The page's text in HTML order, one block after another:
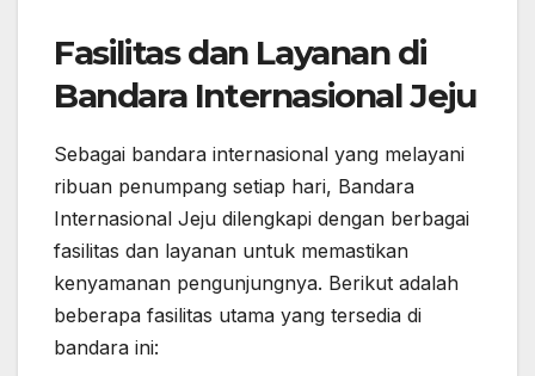
Fasilitas dan Layanan di
Bandara Internasional Jeju
Sebagai bandara internasional yang melayani
ribuan penumpang setiap hari, Bandara
Internasional Jeju dilengkapi dengan berbagai
fasilitas dan layanan untuk memastikan
kenyamanan pengunjungnya. Berikut adalah
beberapa fasilitas utama yang tersedia di
bandara ini: